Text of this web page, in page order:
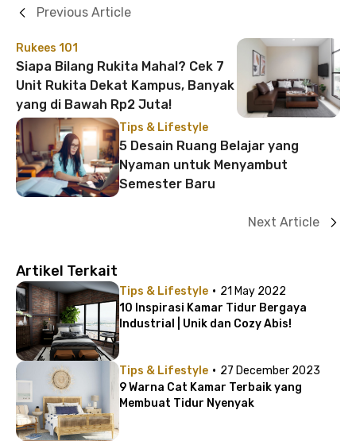
Rukees 101
Siapa Bilang Rukita Mahal? Cek 7
Unit Rukita Dekat Kampus, Banyak
yang di Bawah Rp2 Juta!
Previous Article
Tips & Lifestyle
5 Desain Ruang Belajar yang
Nyaman untuk Menyambut
Semester Baru
Next Article
Artikel Terkait
Tips & Lifestyle · 21 May 2022
10 Inspirasi Kamar Tidur Bergaya
Industrial | Unik dan Cozy Abis!
Tips & Lifestyle · 27 December 2023
9 Warna Cat Kamar Terbaik yang
Membuat Tidur Nyenyak